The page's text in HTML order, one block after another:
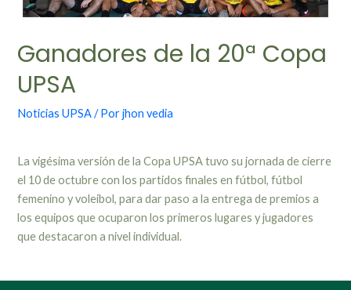
Ganadores de la 20ª Copa
UPSA
Noticias UPSA/ Porjhon vedia
La vigésima versión de la Copa UPSA tuvo su jornada de cierre
el 10 de octubre con los partidos finales en fútbol, fútbol
femenino y voleibol, para dar paso a la entrega de premios a
los equipos que ocuparon los primeros lugares y jugadores
que destacaron a nivel individual.